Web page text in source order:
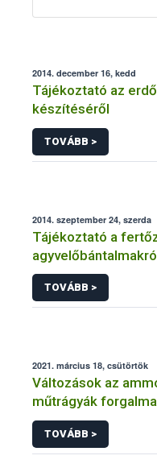
2014. december 16, kedd
Tájékoztató az
készítéséről
TOVÁBB >
2014. szeptember 24, szerda
Tájékoztató a
TOVÁBB >
2021. március 18, csütörtök
Változások az
műtrágyák
TOVÁBB >